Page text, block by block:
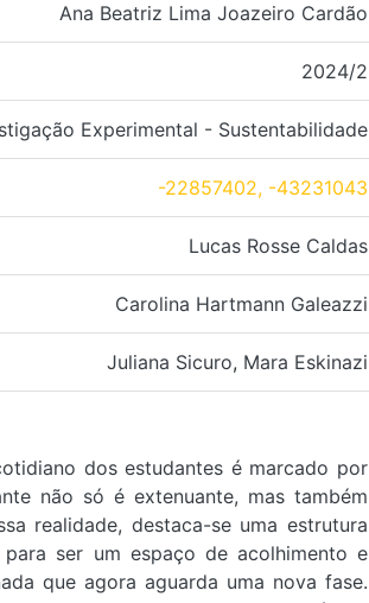
Ana Beatriz Lima Joazeiro Cardão
2024/2
Experimental - Sustentabilidade
-22857402, -43231043
Lucas Rosse Caldas
Carolina Hartmann Galeazzi
Juliana Sicuro, Mara Eskinazi
dos estudantes é marcado por
não só é extenuante, mas também
realidade, destaca-se uma estrutura
ser um espaço de acolhimento e
que agora aguarda uma nova fase.